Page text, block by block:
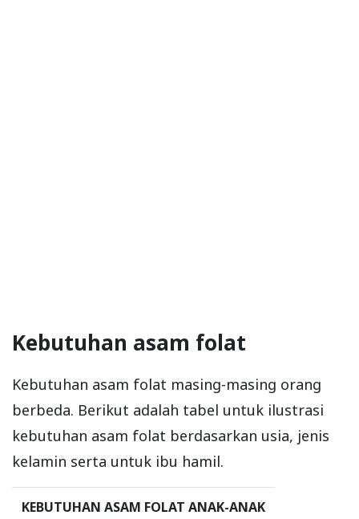
Kebutuhan asam folat
Kebutuhan asam folat masing-masing orang
berbeda. Berikut adalah tabel untuk ilustrasi
kebutuhan asam folat berdasarkan usia, jenis
kelamin serta untuk ibu hamil.
KEBUTUHAN ASAM FOLAT ANAK-ANAK